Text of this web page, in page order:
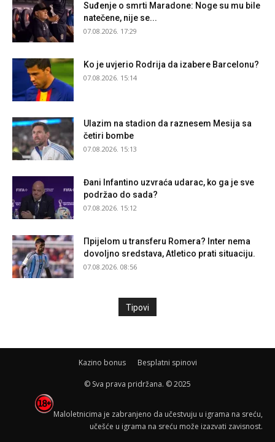
Suđenje o smrti Maradone: Noge su mu bile
natečene, nije se...
07.08.2026. 17:29
Ko je uvjerio Rodrija da izabere Barcelonu?
07.08.2026. 15:14
Ulazim na stadion da raznesem Mesija sa
četiri bombe
07.08.2026. 15:13
Đani Infantino uzvraća udarac, ko ga je sve
podržao do sada?
07.08.2026. 15:12
Прijelom u transferu Romera? Inter nema
dovoljno sredstava, Atletico prati situaciju.
07.08.2026. 08:56
Tipovi
Kazino bonus Besplatni spinovi
© Sva prava pridržana. © 2025
Maloletnicima je zabranjeno da učestvuju u igrama na sreću,
učešće u igrama na sreću može izazvati zavisnost.